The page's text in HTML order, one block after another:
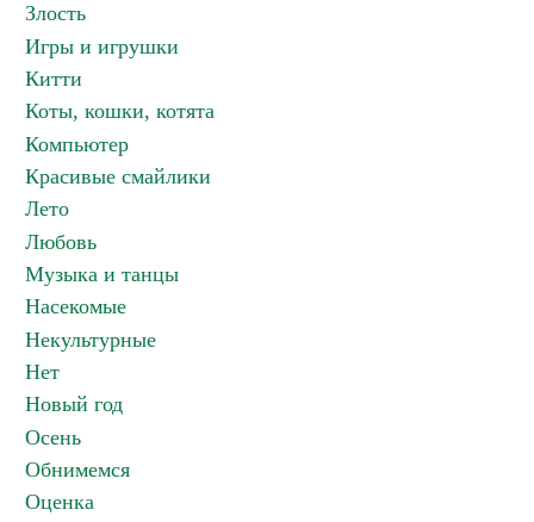
Злость
Игры и игрушки
Китти
Коты, кошки, котята
Компьютер
Красивые смайлики
Лето
Любовь
Музыка и танцы
Насекомые
Некультурные
Нет
Новый год
Осень
Обнимемся
Оценка